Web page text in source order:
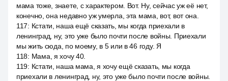
мама тоже, знаете, с характером. Вот. Ну, сейчас уж её нет,
конечно, она недавно уж умерла, эта мама, вот, вот она.
117: Кстати, наша ещё сказать, мы когда приехали в
ленинград, ну, это уже было почти после войны. Приехали
мы жить сюда, по моему, в 5 или в 46 году. Я
118: Мама, я хочу 40.
119: Кстати, наша мама, я хочу ещё сказать, мы когда
приехали в ленинград, ну, это уже было почти после войны.